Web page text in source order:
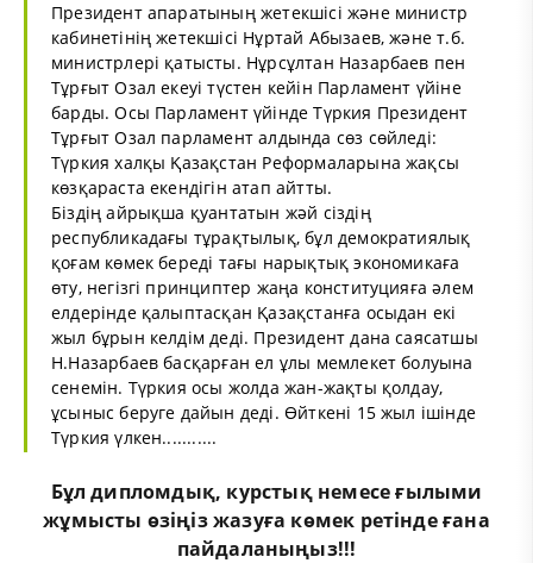
Президент апаратының жетекшісі және министр
кабинетінің жетекшісі Нұртай Абызаев, және т.б.
министрлері қатысты. Нұрсұлтан Назарбаев пен
Тұрғыт Озал екеуі түстен кейін Парламент үйіне
барды. Осы Парламент үйінде Түркия Президент
Тұрғыт Озал парламент алдында сөз сөйледі:
Түркия халқы Қазақстан Реформаларына жақсы
көзқараста екендігін атап айтты.
Біздің айрықша қуантатын жәй сіздің
республикадағы тұрақтылық, бұл демократиялық
қоғам көмек береді тағы нарықтық экономикаға
өту, негізгі принциптер жаңа конституцияға әлем
елдерінде қалыптасқан Қазақстанға осыдан екі
жыл бұрын келдім деді. Президент дана саясатшы
Н.Назарбаев басқарған ел ұлы мемлекет болуына
сенемін. Түркия осы жолда жан-жақты қолдау,
ұсыныс беруге дайын деді. Өйткені 15 жыл ішінде
Түркия үлкен...........
Бұлдипломдық, курстықнемесеғылыми
жұмысты өзіңіз жазуға көмек ретінде ғана
пайдаланыңыз!!!